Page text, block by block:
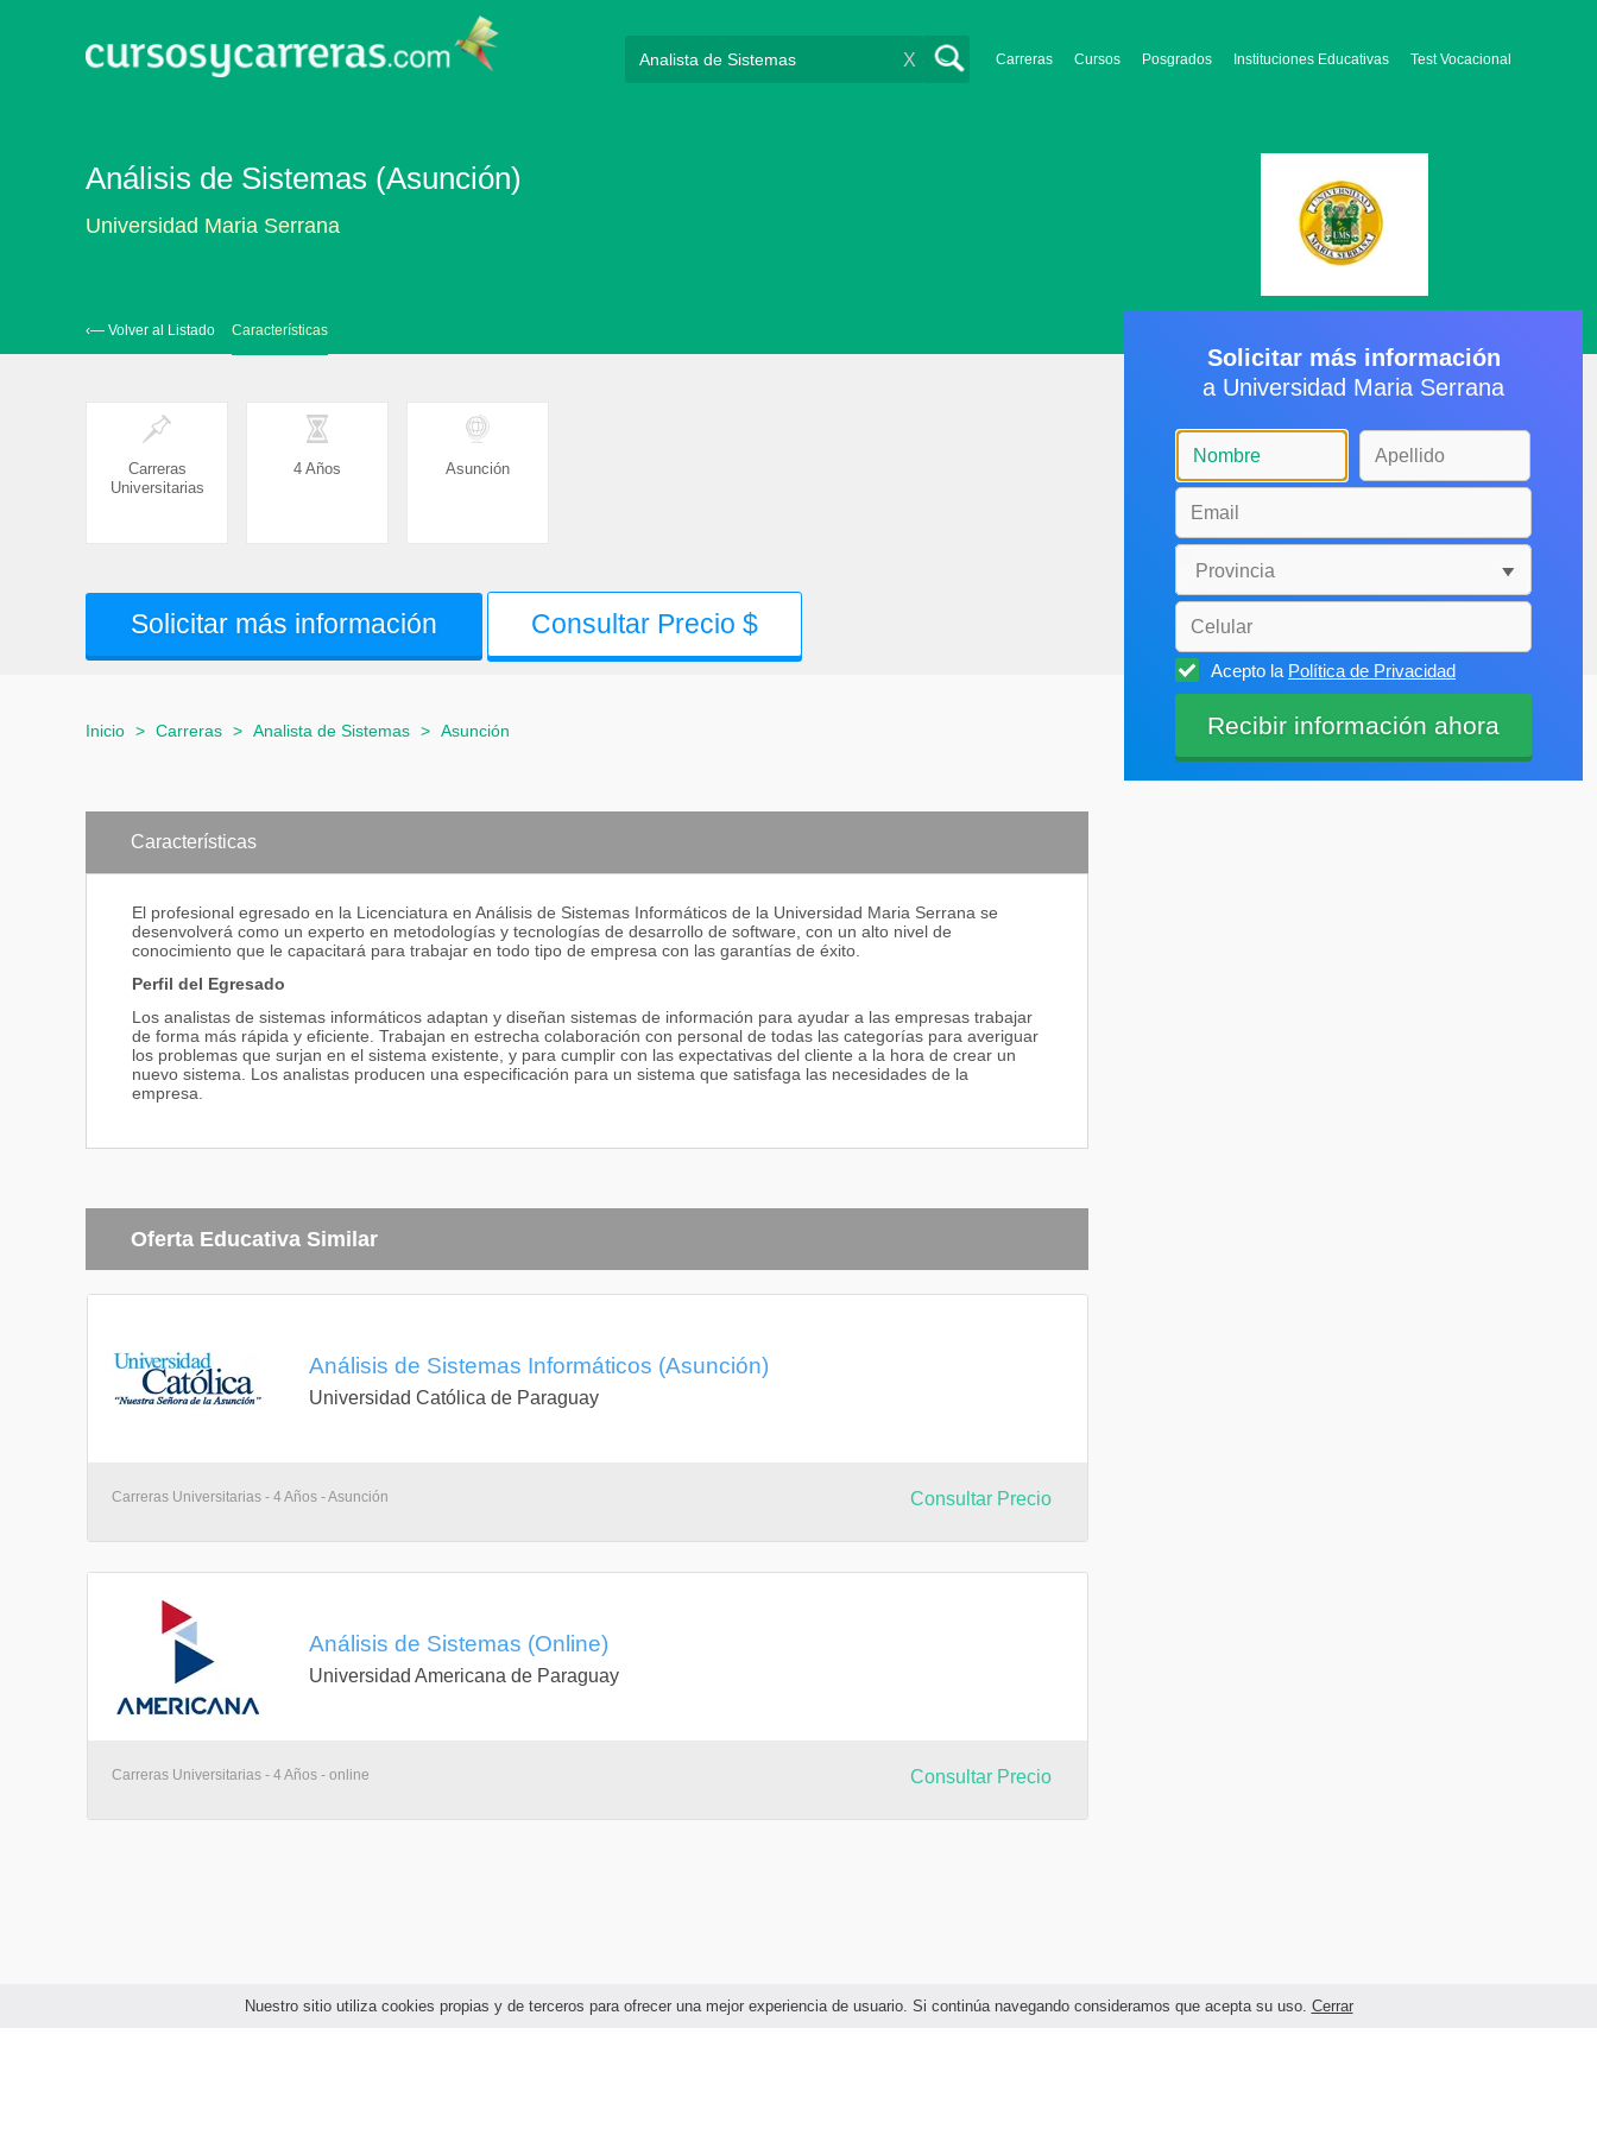
Nuestro sitio utiliza cookies propias y de terceros para ofrecer una mejor experiencia de usuario. Si continúa navegando consideramos que acepta su uso. Cerrar
Carreras Cursos Posgrados Instituciones Educativas Test Vocacional
X
Análisis de Sistemas (Asunción)
Universidad Maria Serrana
‹— Volver al Listado Características
Carreras
Universitarias
4 Años Asunción
Solicitar más información Consultar Precio $
Inicio > Carreras > Analista de Sistemas > Asunción
Características
El profesional egresado en la Licenciatura en Análisis de Sistemas Informáticos de la Universidad Maria Serrana se
desenvolverá como un experto en metodologías y tecnologías de desarrollo de software, con un alto nivel de
conocimiento que le capacitará para trabajar en todo tipo de empresa con las garantías de éxito.
Perfil del Egresado
Los analistas de sistemas informáticos adaptan y diseñan sistemas de información para ayudar a las empresas trabajar
de forma más rápida y eficiente. Trabajan en estrecha colaboración con personal de todas las categorías para averiguar
los problemas que surjan en el sistema existente, y para cumplir con las expectativas del cliente a la hora de crear un
nuevo sistema. Los analistas producen una especificación para un sistema que satisfaga las necesidades de la
empresa.
Oferta Educativa Similar
Análisis de Sistemas Informáticos (Asunción)
Universidad Católica de Paraguay
Carreras Universitarias - 4 Años - Asunción Consultar Precio
Análisis de Sistemas (Online)
Universidad Americana de Paraguay
Carreras Universitarias - 4 Años - online Consultar Precio
Solicitar más información
a Universidad Maria Serrana
Acepto la Política de Privacidad